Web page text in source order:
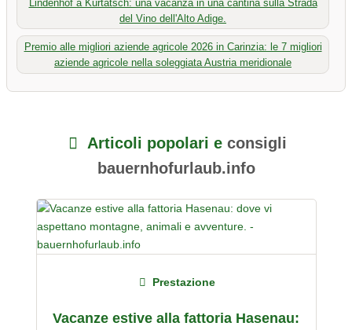
Articoli popolari e consigli
bauernhofurlaub.info
Vacanze estive alla fattoria Hasenau:
Prestazione
Lindenhof a Kurtatsch: una vacanza in una cantina sulla Strada
del Vino dell'Alto Adige.
Premio alle migliori aziende agricole 2026 in Carinzia: le 7 migliori
aziende agricole nella soleggiata Austria meridionale